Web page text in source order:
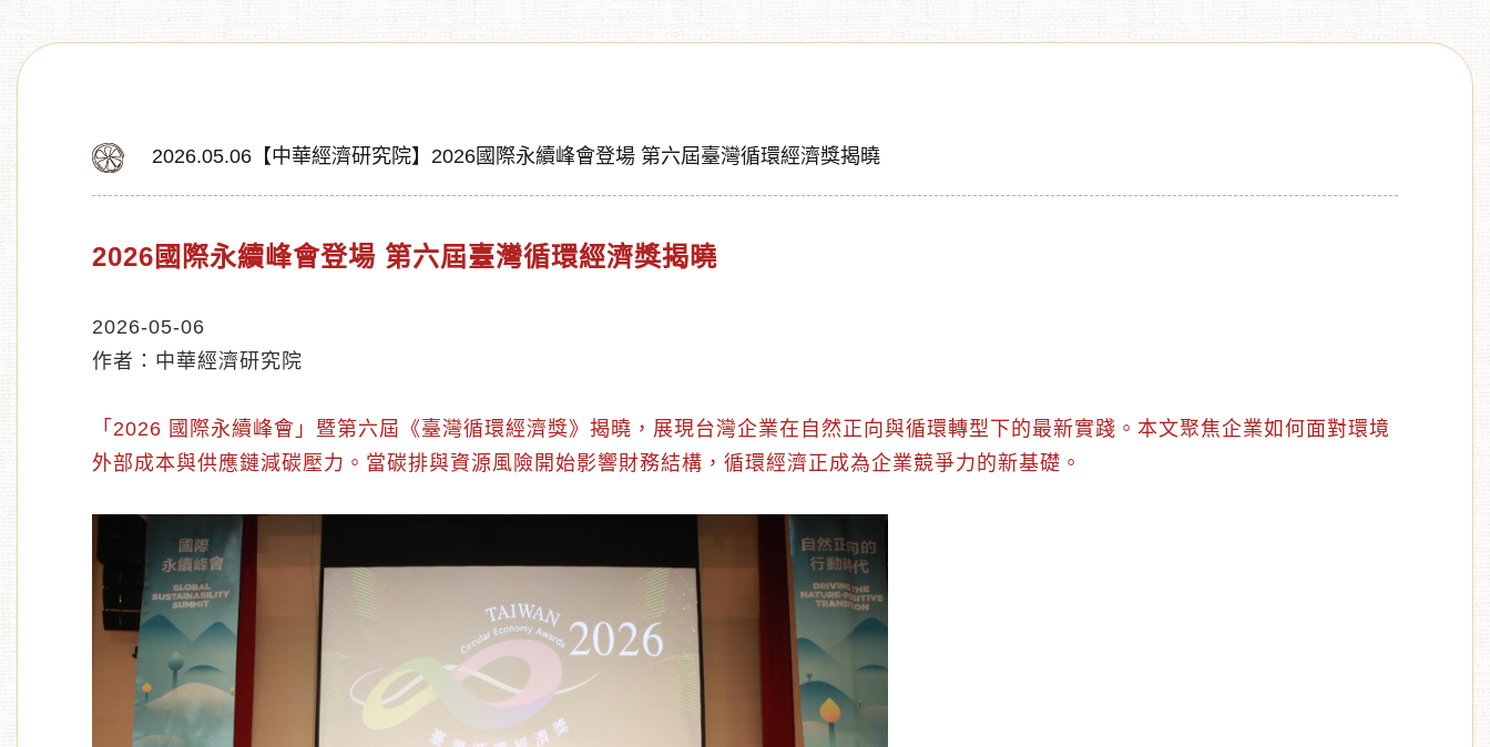
2026.05.06【中華經濟研究院】2026國際永續峰會登場 第六屆臺灣循環經濟獎揭曉
2026國際永續峰會登場 第六屆臺灣循環經濟獎揭曉
2026-05-06
作者：中華經濟研究院
「2026 國際永續峰會」暨第六屆《臺灣循環經濟獎》揭曉，展現台灣企業在自然正向與循環轉型下的最新實踐。本文聚焦企業如何面對環境
外部成本與供應鏈減碳壓力。當碳排與資源風險開始影響財務結構，循環經濟正成為企業競爭力的新基礎。